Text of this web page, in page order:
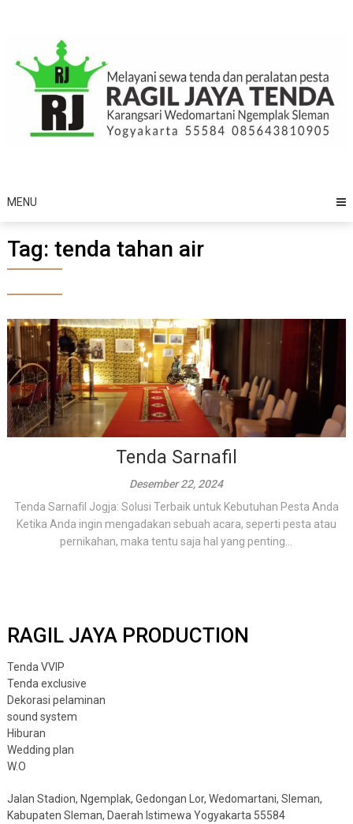
MENU
Tag: tenda tahan air
Tenda Sarnafil
Desember 22, 2024
Tenda Sarnafil Jogja: Solusi Terbaik untuk Kebutuhan Pesta Anda
Ketika Anda ingin mengadakan sebuah acara, seperti pesta atau
pernikahan, maka tentu saja hal yang penting...
RAGIL JAYA PRODUCTION
Tenda VVIP
Tenda exclusive
Dekorasi pelaminan
sound system
Hiburan
Wedding plan
W.O
Jalan Stadion, Ngemplak, Gedongan Lor, Wedomartani, Sleman,
Kabupaten Sleman, Daerah Istimewa Yogyakarta 55584